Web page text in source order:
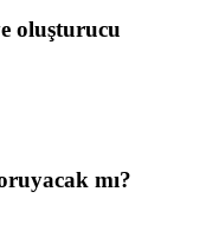
oluşturucu
mı?